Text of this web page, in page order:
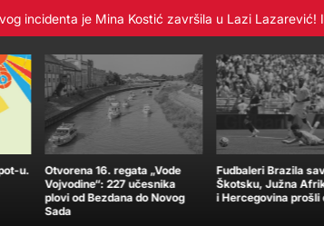
incidenta je Mina Kostić završila u Lazi Lazarević!
u.
Otvorena 16. regata „Vode
Vojvodine“: 227 učesnika
plovi od Bezdana do Novog
Sada
Fudbaleri Brazila
Škotsku, Južna
i Hercegovina prošli